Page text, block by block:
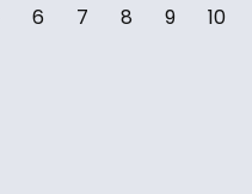
6 7 8 9 10